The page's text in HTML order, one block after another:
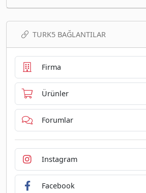
TURK5 BAĞLANTILAR
Firma
Ürünler
Forumlar
Instagram
Facebook